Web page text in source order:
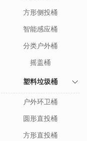
方形侧投桶
智能感应桶
分类户外桶
摇盖桶
塑料垃圾桶
户外环卫桶
圆形直投桶
方形直投桶